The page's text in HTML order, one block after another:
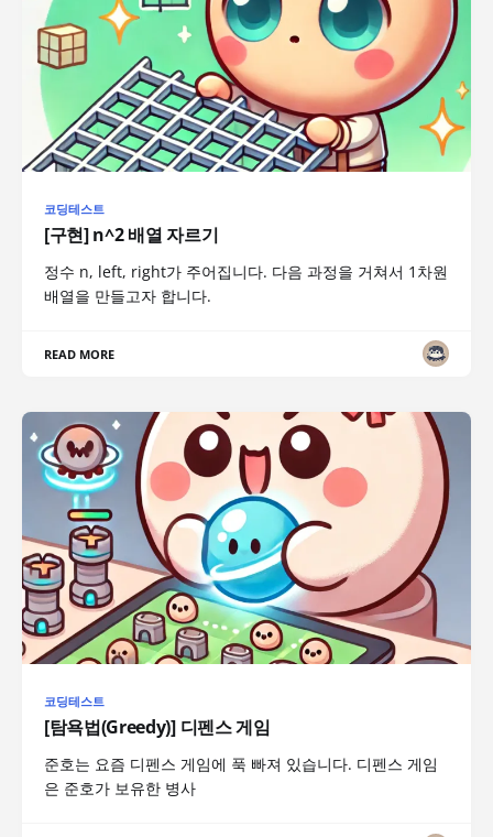
코딩테스트
[구현] n^2 배열 자르기
정수 n, left, right가 주어집니다. 다음 과정을 거쳐서 1차원
배열을 만들고자 합니다.
READ MORE
코딩테스트
[탐욕법(Greedy)] 디펜스 게임
준호는 요즘 디펜스 게임에 푹 빠져 있습니다. 디펜스 게임
은 준호가 보유한 병사